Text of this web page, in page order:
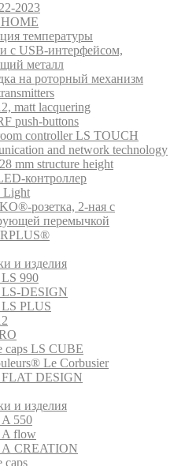
2023
температуры
с USB-интерфейсом,
металл
на роторный механизм
matt lacquering
push-buttons
controller LS TOUCH
and network technology
mm structure height
контроллер
Light
розетка, 2-ная с
перемычкой
и изделия
990
DESIGN
PLUS
caps LS CUBE
Le Corbusier
DESIGN
и изделия
550
flow
CREATION
caps